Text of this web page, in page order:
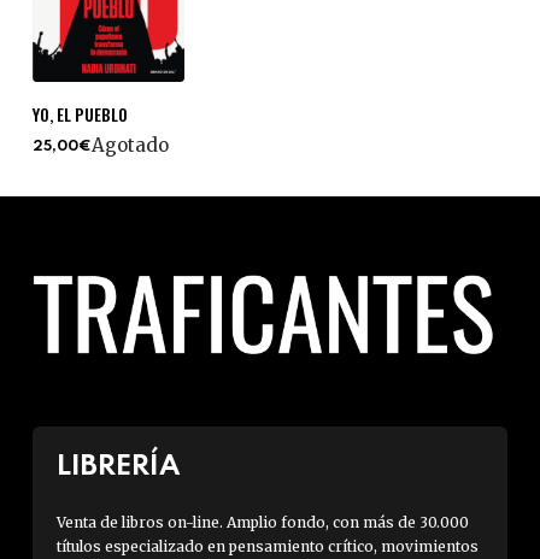
YO, EL PUEBLO
25,00€Agotado
LIBRERÍA
Venta de libros on-line. Amplio fondo, con más de 30.000
títulos especializado en pensamiento crítico, movimientos